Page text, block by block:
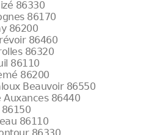
86330
86170
86200
86460
86320
86110
86200
Beauvoir 86550
Auxances 86440
86150
86110